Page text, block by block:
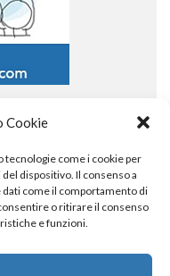
Cookie
come i cookie per
dispositivo. Il consenso a
come il comportamento di
o ritirare il consenso
e funzioni.
2024